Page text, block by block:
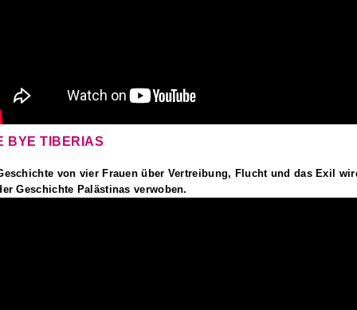
BYE TIBERIAS
von vier Frauen über Vertreibung, Flucht und das Exil
Geschichte Palästinas verwoben.